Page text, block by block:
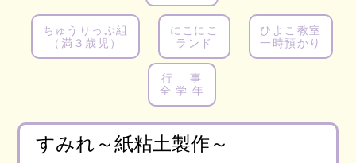
ちゅうりっぷ組
（満３歳児）
にこにこ
ランド
ひよこ教室
一時預かり
行 事
全 学 年
すみれ～紙粘土製作～